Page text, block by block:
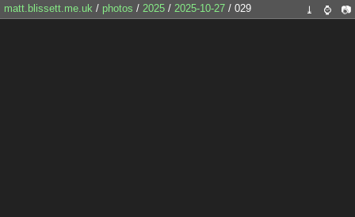
matt.blissett.me.uk / photos / 2025 / 2025-10-27 / 029 ⤓ ⌚ 📷